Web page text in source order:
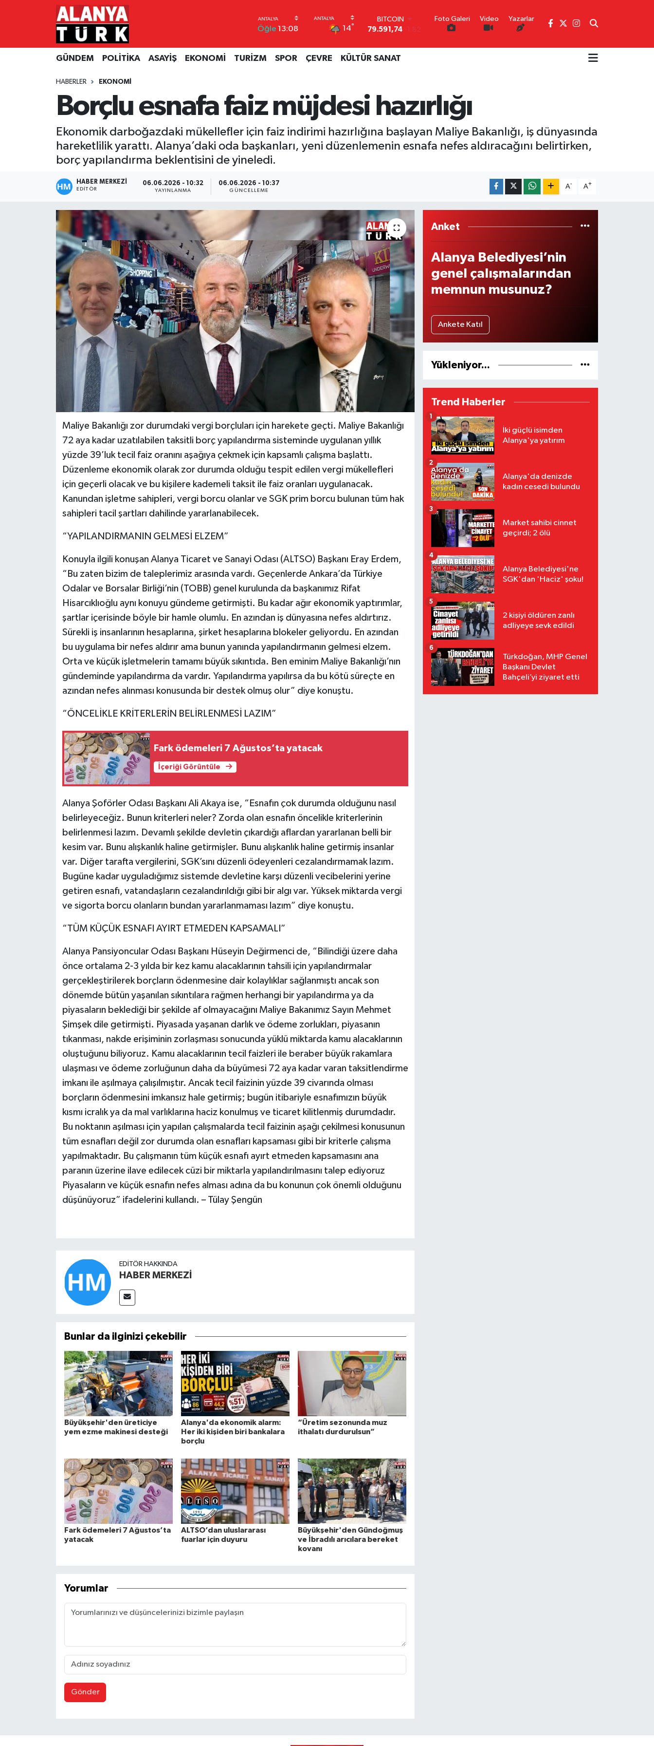
Öğle 13:08 14°
DOLAR
45,43620 0.02
53,38690 0.19
STERLİN
BİST100
14.598,00 0
79.591,74
-1.82
Foto Galeri Video Yazarlar
GÜNDEM POLİTİKA ASAYİŞ EKONOMİ TURİZM SPOR ÇEVRE KÜLTÜR SANAT
HABERLER EKONOMİ
Borçlu esnafa faiz müjdesi hazırlığı
Ekonomik darboğazdaki mükellefler için faiz indirimi hazırlığına başlayan Maliye Bakanlığı, iş dünyasında
hareketlilik yarattı. Alanya’daki oda başkanları, yeni düzenlemenin esnafa nefes aldıracağını belirtirken,
borç yapılandırma beklentisini de yineledi.
HABER MERKEZİ
EDITÖR
06.06.2026 - 10:32
YAYINLANMA
06.06.2026 - 10:37
GÜNCELLEME
A- A+
Maliye Bakanlığı zor durumdaki vergi borçluları için harekete geçti. Maliye Bakanlığı
72 aya kadar uzatılabilen taksitli borç yapılandırma sisteminde uygulanan yıllık
yüzde 39’luk tecil faiz oranını aşağıya çekmek için kapsamlı çalışma başlattı.
Düzenleme ekonomik olarak zor durumda olduğu tespit edilen vergi mükellefleri
için geçerli olacak ve bu kişilere kademeli taksit ile faiz oranları uygulanacak.
Kanundan işletme sahipleri, vergi borcu olanlar ve SGK prim borcu bulunan tüm hak
sahipleri tacil şartları dahilinde yararlanabilecek.
“YAPILANDIRMANIN GELMESİ ELZEM”
Konuyla ilgili konuşan Alanya Ticaret ve Sanayi Odası (ALTSO) Başkanı Eray Erdem,
“Bu zaten bizim de taleplerimiz arasında vardı. Geçenlerde Ankara’da Türkiye
Odalar ve Borsalar Birliği’nin (TOBB) genel kurulunda da başkanımız Rifat
Hisarcıklıoğlu aynı konuyu gündeme getirmişti. Bu kadar ağır ekonomik yaptırımlar,
şartlar içerisinde böyle bir hamle olumlu. En azından iş dünyasına nefes aldırtırız.
Sürekli iş insanlarının hesaplarına, şirket hesaplarına blokeler geliyordu. En azından
bu uygulama bir nefes aldırır ama bunun yanında yapılandırmanın gelmesi elzem.
Orta ve küçük işletmelerin tamamı büyük sıkıntıda. Ben eminim Maliye Bakanlığı’nın
gündeminde yapılandırma da vardır. Yapılandırma yapılırsa da bu kötü süreçte en
azından nefes alınması konusunda bir destek olmuş olur” diye konuştu.
“ÖNCELİKLE KRİTERLERİN BELİRLENMESİ LAZIM”
Fark ödemeleri 7 Ağustos’ta yatacak
İçeriği Görüntüle
Alanya Şoförler Odası Başkanı Ali Akaya ise, “Esnafın çok durumda olduğunu nasıl
belirleyeceğiz. Bunun kriterleri neler? Zorda olan esnafın öncelikle kriterlerinin
belirlenmesi lazım. Devamlı şekilde devletin çıkardığı aflardan yararlanan belli bir
kesim var. Bunu alışkanlık haline getirmişler. Bunu alışkanlık haline getirmiş insanlar
var. Diğer tarafta vergilerini, SGK’sını düzenli ödeyenleri cezalandırmamak lazım.
Bugüne kadar uyguladığımız sistemde devletine karşı düzenli vecibelerini yerine
getiren esnafı, vatandaşların cezalandırıldığı gibi bir algı var. Yüksek miktarda vergi
ve sigorta borcu olanların bundan yararlanmaması lazım” diye konuştu.
“TÜM KÜÇÜK ESNAFI AYIRT ETMEDEN KAPSAMALI”
Alanya Pansiyoncular Odası Başkanı Hüseyin Değirmenci de, “Bilindiği üzere daha
önce ortalama 2-3 yılda bir kez kamu alacaklarının tahsili için yapılandırmalar
gerçekleştirilerek borçların ödenmesine dair kolaylıklar sağlanmıştı ancak son
dönemde bütün yaşanılan sıkıntılara rağmen herhangi bir yapılandırma ya da
piyasaların beklediği bir şekilde af olmayacağını Maliye Bakanımız Sayın Mehmet
Şimşek dile getirmişti. Piyasada yaşanan darlık ve ödeme zorlukları, piyasanın
tıkanması, nakde erişiminin zorlaşması sonucunda yüklü miktarda kamu alacaklarının
oluştuğunu biliyoruz. Kamu alacaklarının tecil faizleri ile beraber büyük rakamlara
ulaşması ve ödeme zorluğunun daha da büyümesi 72 aya kadar varan taksitlendirme
imkanı ile aşılmaya çalışılmıştır. Ancak tecil faizinin yüzde 39 civarında olması
borçların ödenmesini imkansız hale getirmiş; bugün itibariyle esnafımızın büyük
kısmı icralık ya da mal varlıklarına haciz konulmuş ve ticaret kilitlenmiş durumdadır.
Bu noktanın aşılması için yapılan çalışmalarda tecil faizinin aşağı çekilmesi konusunun
tüm esnafları değil zor durumda olan esnafları kapsaması gibi bir kriterle çalışma
yapılmaktadır. Bu çalışmanın tüm küçük esnafı ayırt etmeden kapsamasını ana
paranın üzerine ilave edilecek cüzi bir miktarla yapılandırılmasını talep ediyoruz
Piyasaların ve küçük esnafın nefes alması adına da bu konunun çok önemli olduğunu
düşünüyoruz” ifadelerini kullandı. – Tülay Şengün
EDITÖR HAKKINDA
HABER MERKEZİ
Bunlar da ilginizi çekebilir
Büyükşehir'den üreticiye
yem ezme makinesi desteği
Alanya'da ekonomik alarm:
Her iki kişiden biri bankalara
borçlu
“Üretim sezonunda muz
ithalatı durdurulsun”
Fark ödemeleri 7 Ağustos’ta
yatacak
ALTSO’dan uluslararası
fuarlar için duyuru
Büyükşehir'den Gündoğmuş
ve İbradılı arıcılara bereket
kovanı
Yorumlar
Gönder
Anket
Alanya Belediyesi’nin
genel çalışmalarından
memnun musunuz?
Ankete Katıl
Yükleniyor...
Trend Haberler
İki güçlü isimden
Alanya'ya yatırım
1
Alanya'da denizde
kadın cesedi bulundu
2
Market sahibi cinnet
geçirdi; 2 ölü
3
Alanya Belediyesi'ne
SGK'dan 'Haciz' şoku!
4
2 kişiyi öldüren zanlı
adliyeye sevk edildi
5
Türkdoğan, MHP Genel
Başkanı Devlet
Bahçeli’yi ziyaret etti
6
POLİTİKA
EKONOMİ
TURİZM
KÜLTÜR SANAT
Nöbetçi Eczaneler
Hava Durumu
Namaz Vakitleri
Trafik Durumu
Süper Lig Puan Durumu ve Fikstür
Tüm Manşetler
Son Dakika Haberleri
Haber Arşivi